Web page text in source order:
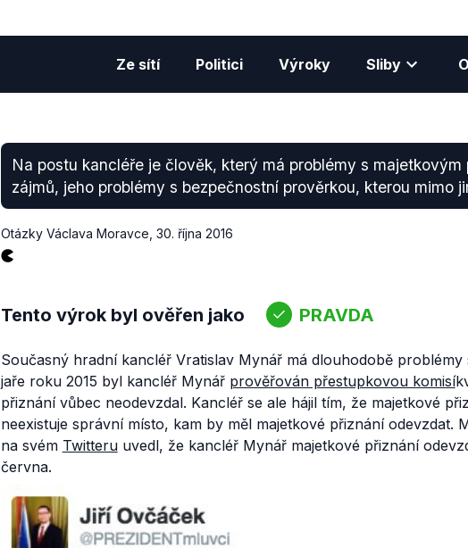
Ze sítí Politici Výroky Sliby
Na postu kancléře je člověk, který má problémy s majetkovým
zájmů, jeho problémy s bezpečnostní prověrkou, kterou mimo
Otázky Václava Moravce 30. října 2016
Tento výrok byl ověřen jako PRAVDA
Současný hradní kancléř Vratislav Mynář má dlouhodobě
jaře roku 2015 byl kancléř Mynář prověřován přestupkovou komisí
přiznání vůbec neodevzdal. Kancléř se ale hájil tím, že majetkové
neexistuje správní místo, kam by měl majetkové přiznání odevzdat.
na svém Twitteruuvedl, že kancléř Mynář majetkové přiznání
června.